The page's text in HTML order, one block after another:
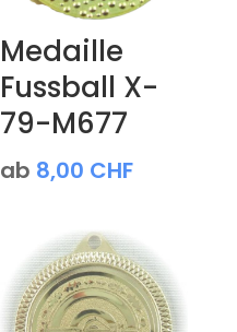
Medaille
Fussball X-
79-M677
ab 8,00 CHF